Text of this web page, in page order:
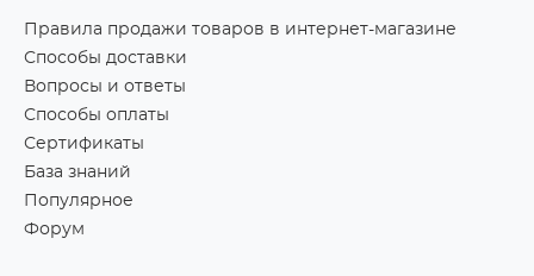
Правила продажи товаров в интернет-магазине
Способы доставки
Вопросы и ответы
Способы оплаты
Сертификаты
База знаний
Популярное
Форум